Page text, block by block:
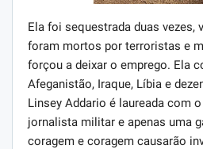
Ela foi sequestrada duas vezes,
foram mortos por terroristas e
forçou a deixar o emprego. Ela
Afeganistão, Iraque, Líbia e
Linsey Addario é laureada com
jornalista militar e apenas uma
coragem e coragem causarão